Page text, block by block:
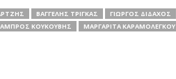
ΒΑΓΓΈΛΗΣ ΤΡΊΓΚΑΣ ΓΙΏΡΓΟΣ ΔΙΔΆΧΟΣ
ΚΟΥΚΟΥΒΉΣ ΜΑΡΓΑΡΊΤΑ ΚΑΡΑΜΟΛΈΓΚΟΥ